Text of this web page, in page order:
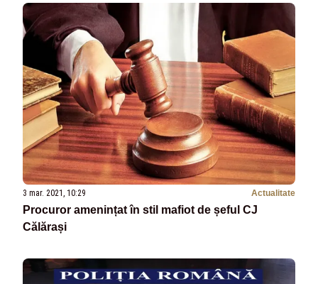
3 mar. 2021, 10:29 Actualitate
Procuror amenințat în stil mafiot de șeful CJ
Călărași